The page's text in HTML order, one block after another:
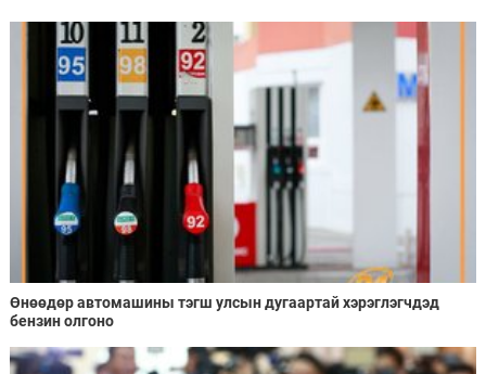
Өнөөдөр автомашины тэгш улсын дугаартай хэрэглэгчдэд
бензин олгоно